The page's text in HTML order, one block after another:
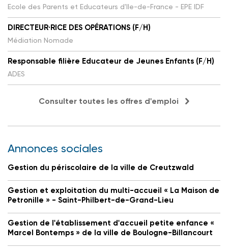
Ecole des Parents et Educateurs d'Ile-de-France - EPE IDF
DIRECTEUR·RICE DES OPÉRATIONS (F/H)
Médiation Nomade
Responsable filière Educateur de Jeunes Enfants (F/H)
ADES
Consulter toutes les offres d'emploi
Annonces sociales
Gestion du périscolaire de la ville de Creutzwald
Gestion et exploitation du multi-accueil « La Maison de
Petronille » - Saint-Philbert-de-Grand-Lieu
Gestion de l'établissement d'accueil petite enfance «
Marcel Bontemps » de la ville de Boulogne-Billancourt